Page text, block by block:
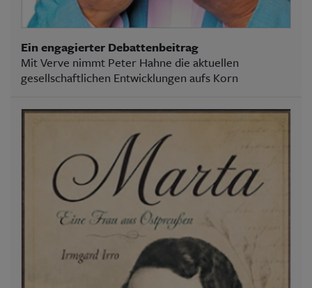
Ein engagierter Debattenbeitrag
Mit Verve nimmt Peter Hahne die aktuellen
gesellschaftlichen Entwicklungen aufs Korn